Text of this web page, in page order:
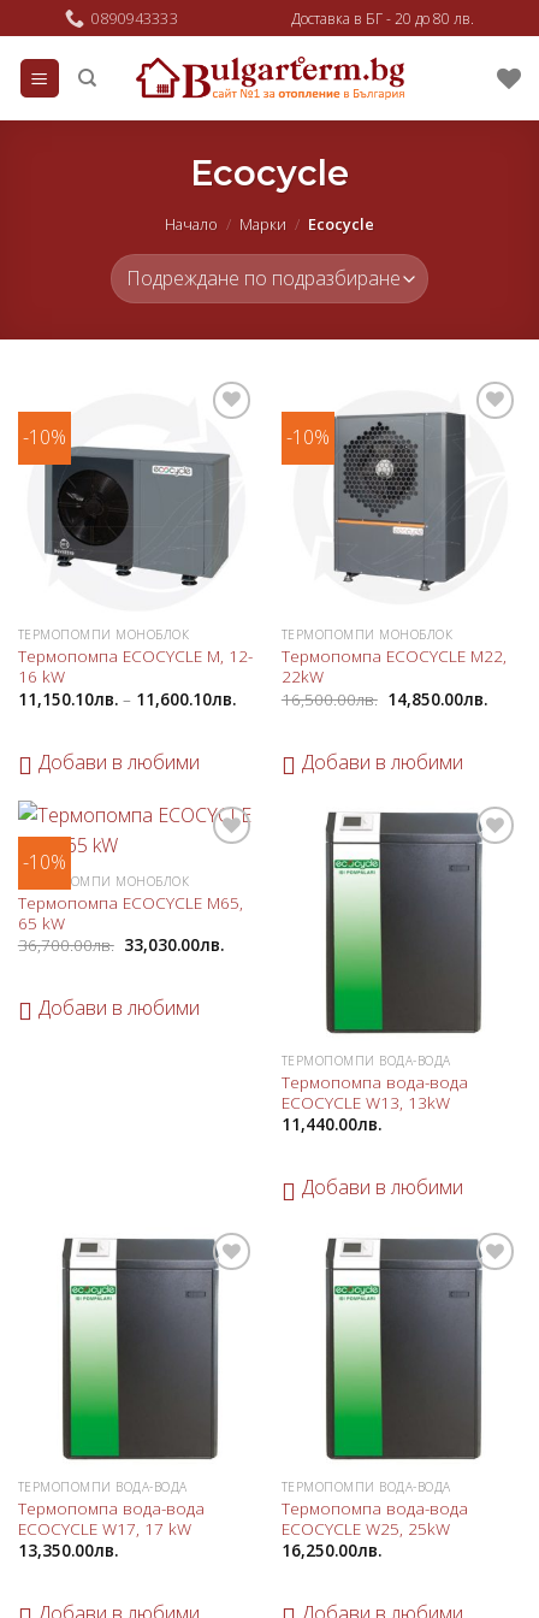
to
content
0890943333 Доставка в БГ - 20 до 80 лв.
Ecocycle
Начало / Марки / Ecocycle
-10%
в
ТЕРМОПОМПИ МОНОБЛОК
Термопомпа ECOCYCLE M, 12-
16 kW
11,150.10лв.– 11,600.10лв.
Добави в любими
-10%
ТЕРМОПОМПИ МОНОБЛОК
Термопомпа ECOCYCLE M22,
22kW
16,500.00лв. 14,850.00лв.
Добави в любими
-10%
любими
ТЕРМОПОМПИ МОНОБЛОК
Термопомпа ECOCYCLE M65,
65 kW
36,700.00лв. 33,030.00лв.
Добави в любими
Добави
ТЕРМОПОМПИ ВОДА-ВОДА
Термопомпа вода-вода
ECOCYCLE W13, 13kW
11,440.00лв.
Добави в любими
Добави
ТЕРМОПОМПИ ВОДА-ВОДА
Термопомпа вода-вода
ECOCYCLE W17, 17 kW
13,350.00лв.
Добави
ТЕРМОПОМПИ ВОДА-ВОДА
Термопомпа вода-вода
ECOCYCLE W25, 25kW
16,250.00лв.